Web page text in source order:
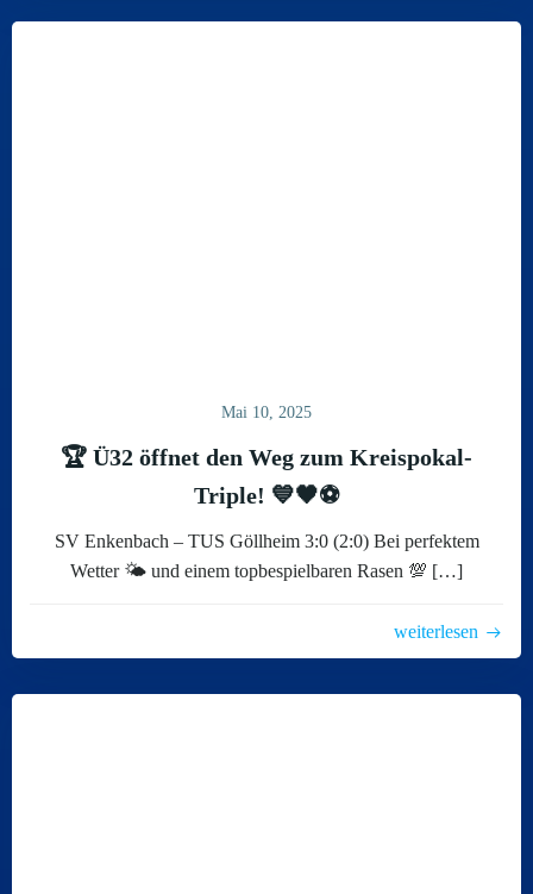
Mai 10, 2025
🏆 Ü32 öffnet den Weg zum Kreispokal-
Triple! 💙🖤⚽️
SV Enkenbach – TUS Göllheim 3:0 (2:0) Bei perfektem
Wetter 🌤️ und einem topbespielbaren Rasen 💯 […]
weiterlesen